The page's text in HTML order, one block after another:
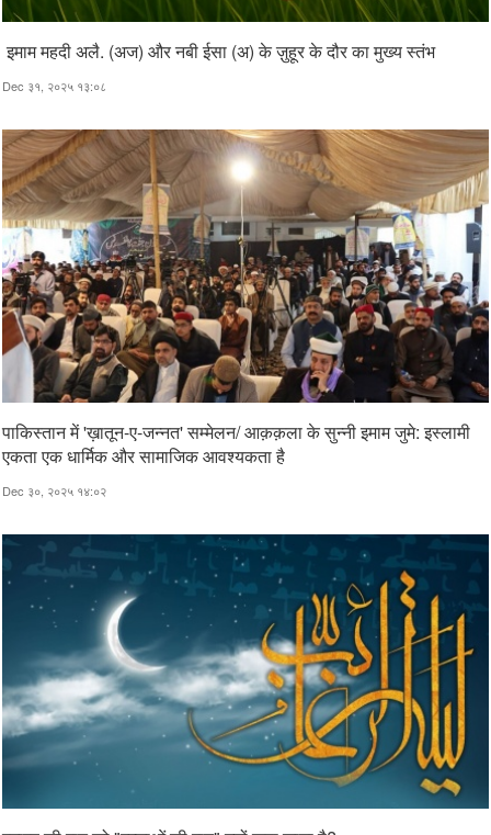
इमाम महदी अलै. (अज) और नबी ईसा (अ) के ज़ुहूर के दौर का मुख्य स्तंभ
Dec ३१, २०२५ १३:०८
पाकिस्तान में 'ख़ातून-ए-जन्नत' सम्मेलन/ आक़क़ला के सुन्नी इमाम जुमे: इस्लामी
एकता एक धार्मिक और सामाजिक आवश्यकता है
Dec ३०, २०२५ १४:०२